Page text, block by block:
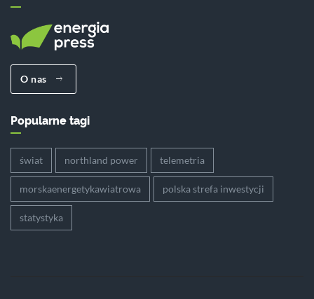
O nas
Popularne tagi
świat northland power telemetria
morskaenergetykawiatrowa polska strefa inwestycji
statystyka